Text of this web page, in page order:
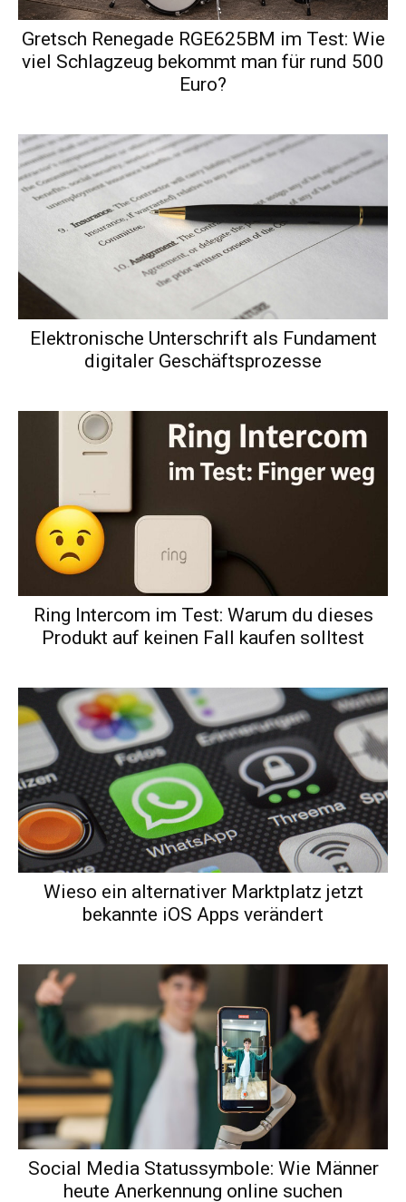
Gretsch Renegade RGE625BM im Test: Wie
viel Schlagzeug bekommt man für rund 500
Euro?
Elektronische Unterschrift als Fundament
digitaler Geschäftsprozesse
Ring Intercom im Test: Warum du dieses
Produkt auf keinen Fall kaufen solltest
Wieso ein alternativer Marktplatz jetzt
bekannte iOS Apps verändert
Social Media Statussymbole: Wie Männer
heute Anerkennung online suchen